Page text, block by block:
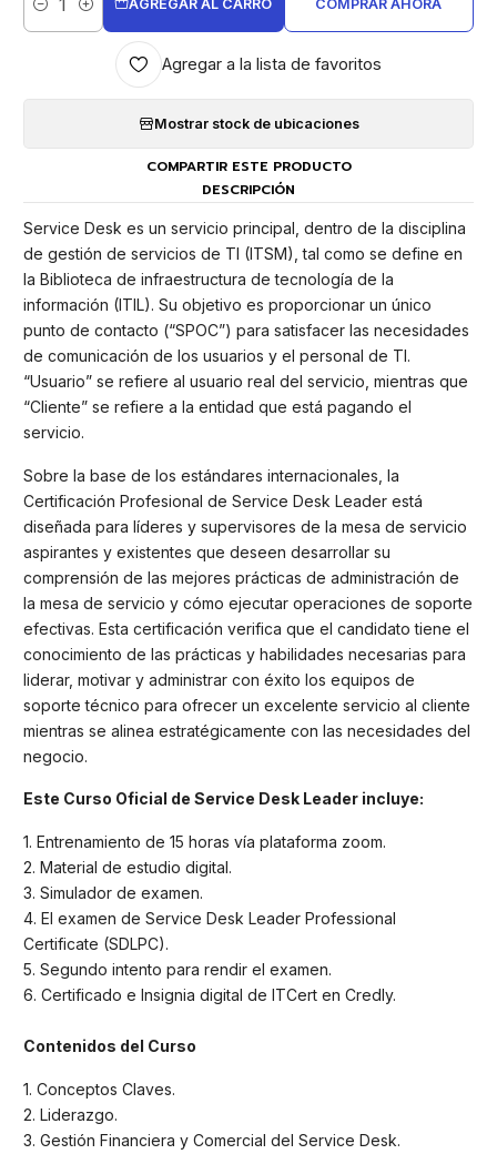
Cantidad
AGREGAR AL CARRO COMPRAR AHORA
Agregar a la lista de favoritos
Mostrar stock de ubicaciones
COMPARTIR ESTE PRODUCTO
DESCRIPCIÓN
Service Desk es un servicio principal, dentro de la disciplina
de gestión de servicios de TI (ITSM), tal como se define en
la Biblioteca de infraestructura de tecnología de la
información (ITIL). Su objetivo es proporcionar un único
punto de contacto (“SPOC”) para satisfacer las necesidades
de comunicación de los usuarios y el personal de TI.
“Usuario” se refiere al usuario real del servicio, mientras que
“Cliente” se refiere a la entidad que está pagando el
servicio.
Sobre la base de los estándares internacionales, la
Certificación Profesional de Service Desk Leader está
diseñada para líderes y supervisores de la mesa de servicio
aspirantes y existentes que deseen desarrollar su
comprensión de las mejores prácticas de administración de
la mesa de servicio y cómo ejecutar operaciones de soporte
efectivas. Esta certificación verifica que el candidato tiene el
conocimiento de las prácticas y habilidades necesarias para
liderar, motivar y administrar con éxito los equipos de
soporte técnico para ofrecer un excelente servicio al cliente
mientras se alinea estratégicamente con las necesidades del
negocio.
Este Curso Oficial de Service Desk Leader incluye:
1. Entrenamiento de 15 horas vía plataforma zoom.
2. Material de estudio digital.
3. Simulador de examen.
4. El examen de Service Desk Leader Professional
Certificate (SDLPC).
5. Segundo intento para rendir el examen.
6. Certificado e Insignia digital de ITCert en Credly.
Contenidos del Curso
1. Conceptos Claves.
2. Liderazgo.
3. Gestión Financiera y Comercial del Service Desk.